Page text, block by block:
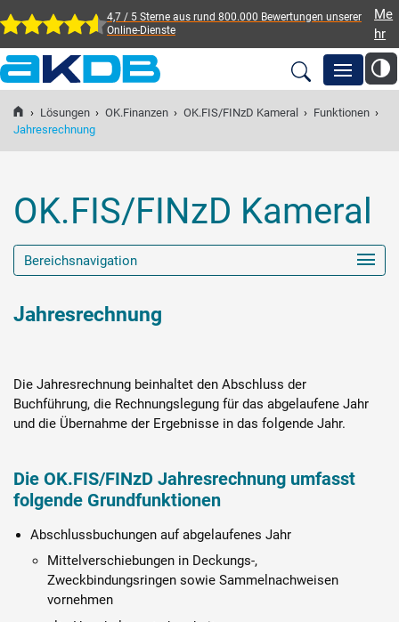
4,7 / 5 Sterne aus rund 800.000 Bewertungen unserer
Online-Dienste
Me
hr
AKDB Anstalt für
Kommunale
Datenverarbeitung in
Bayern
Newsroom
Karriere
› Lösungen › OK.Finanzen › OK.FIS/FINzD Kameral › Funktionen ›
Jahresrechnung
OK.FIS/FINzD Kameral
Bereichsnavigation
Jahresrechnung
Die Jahresrechnung beinhaltet den Abschluss der
Buchführung, die Rechnungslegung für das abgelaufene Jahr
und die Übernahme der Ergebnisse in das folgende Jahr.
Die OK.FIS/FINzD Jahresrechnung umfasst
folgende Grundfunktionen
Abschlussbuchungen auf abgelaufenes Jahr
Mittelverschiebungen in Deckungs-,
Zweckbindungsringen sowie Sammelnachweisen
vornehmen